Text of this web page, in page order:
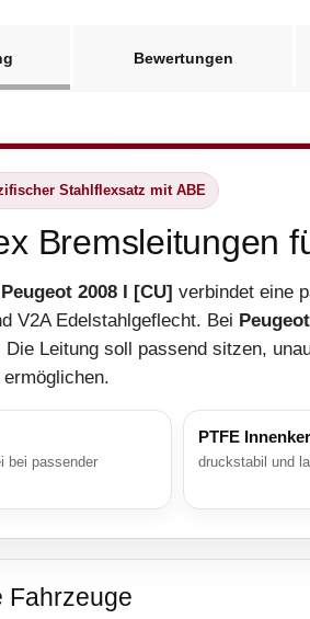
Bewertungen
Stahlflexsatz mit ABE
Bremsleitungen
Peugeot 2008 I [CU] verbindet eine
V2A Edelstahlgeflecht. Bei
Die Leitung soll passend sitzen,
bei passender
PTFE
druckstabil und
Fahrzeuge